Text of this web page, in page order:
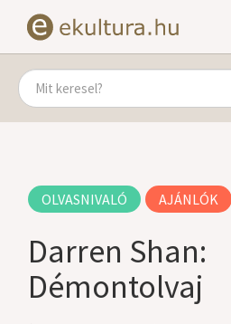
OLVASNIVALÓ AJÁNLÓK
Darren Shan:
Démontolvaj